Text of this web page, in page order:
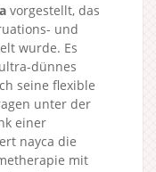
vorgestellt, das
und
wurde. Es
dünnes
seine flexible
unter der
einer
nayca die
mit